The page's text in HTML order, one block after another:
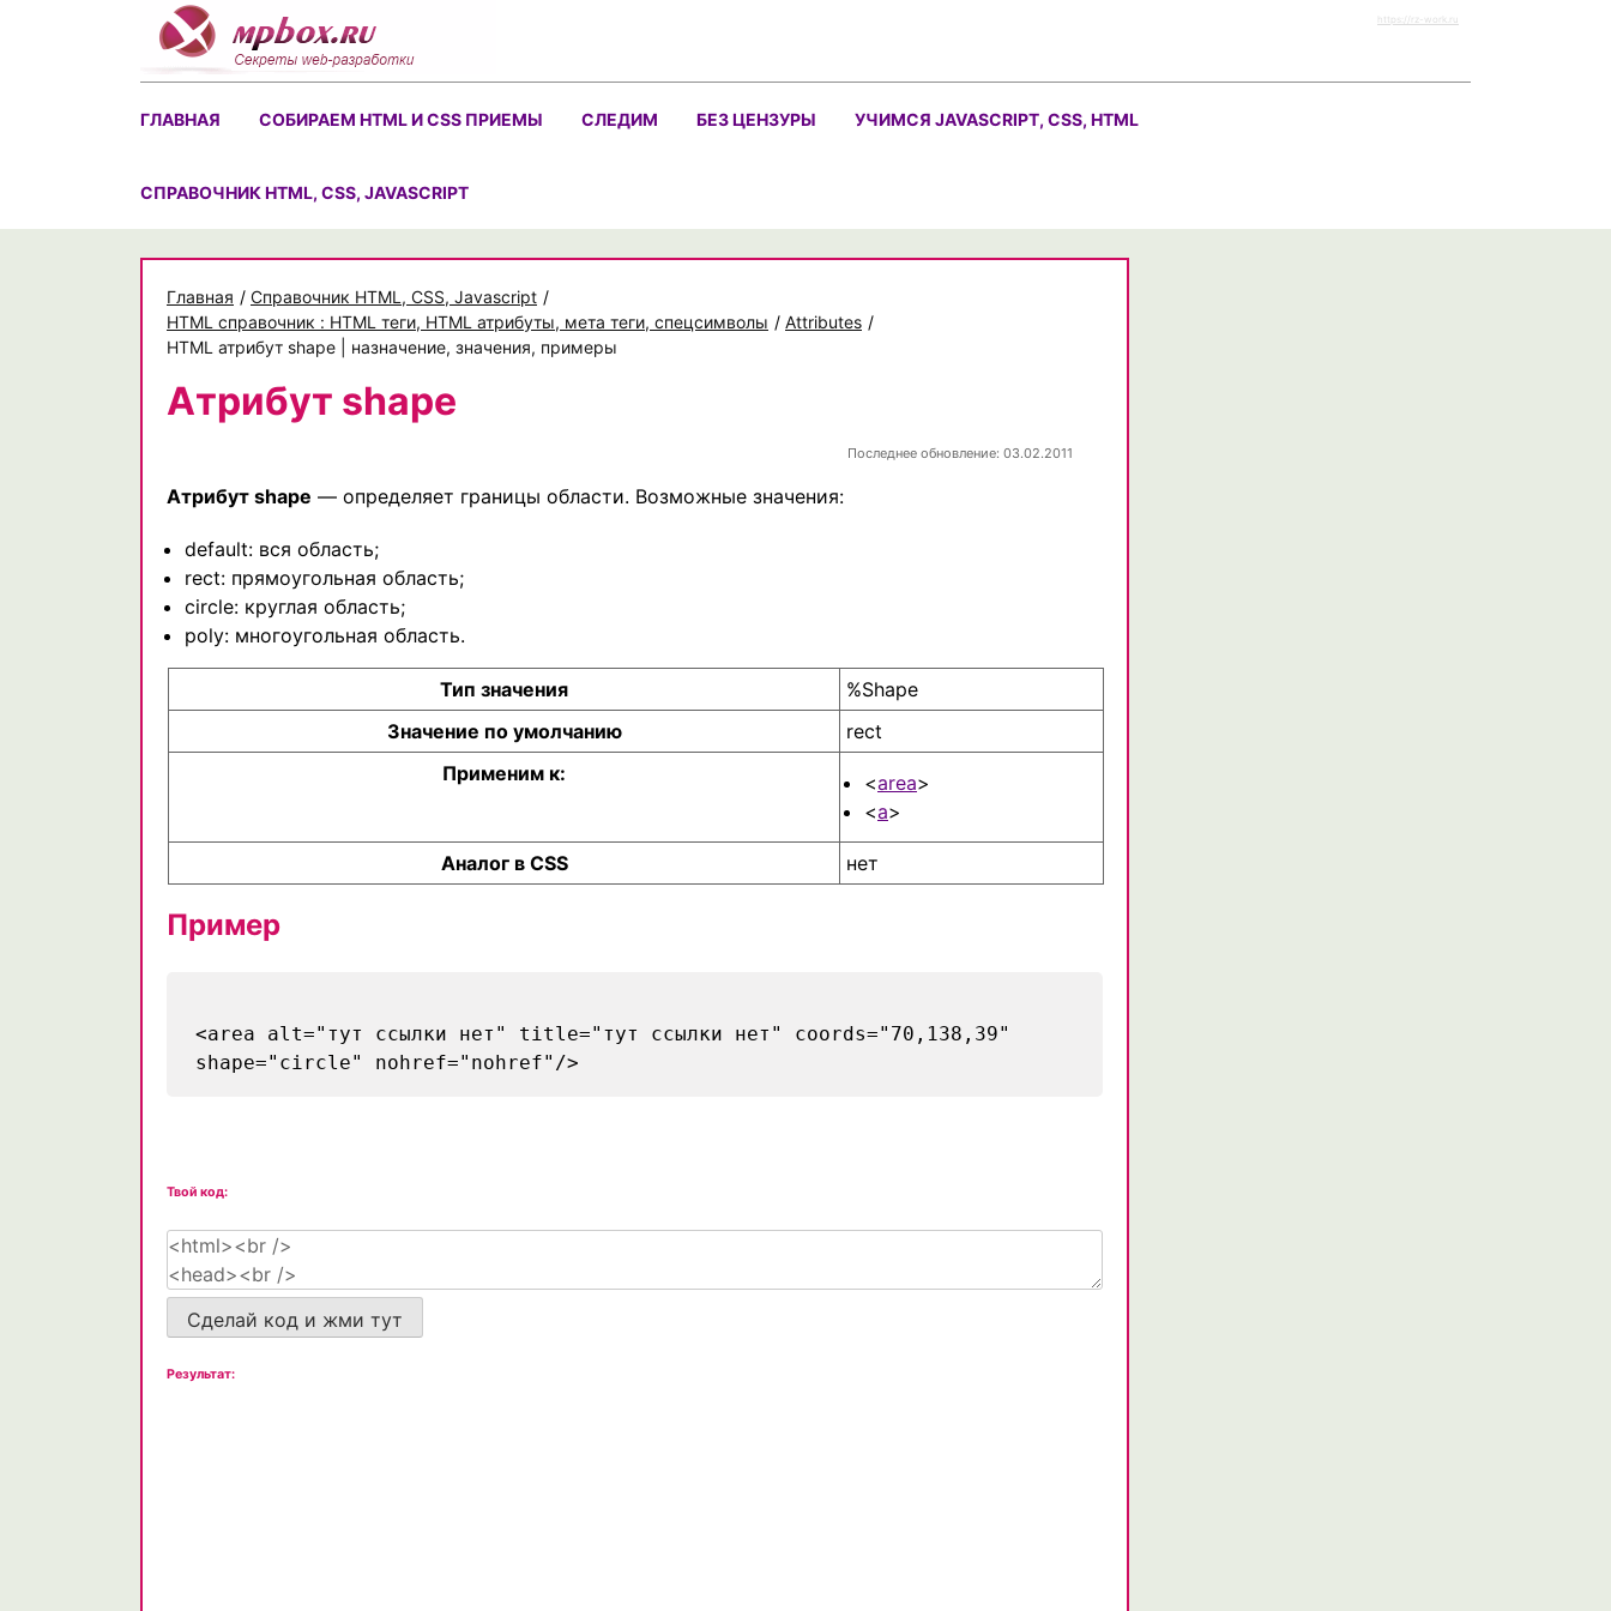
https://rz-work.ru
ГЛАВНАЯ СОБИРАЕМ HTML И CSS ПРИЕМЫ СЛЕДИМ БЕЗ ЦЕНЗУРЫ УЧИМСЯ JAVASCRIPT, CSS, HTML
CПРАВОЧНИК HTML, CSS, JAVASCRIPT
Главная / Cправочник HTML, CSS, Javascript /
HTML справочник : HTML теги, HTML атрибуты, мета теги, спецсимволы / Attributes /
HTML атрибут shape | назначение, значения, примеры
Атрибут shape
Последнее обновление: 03.02.2011
Атрибут shape — определяет границы области. Возможные значения:
default: вся область;
rect: прямоугольная область;
circle: круглая область;
poly: многоугольная область.
Тип значения
%Shape
Значение по умолчанию
rect
Применим к:
<area>
<a>
Аналог в CSS нет
Пример
<area alt="тут ссылки нет" title="тут ссылки нет" coords="70,138,39"
shape="circle" nohref="nohref"/>
Твой код:
Сделай код и жми тут
Результат: